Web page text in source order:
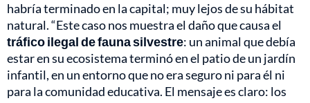
habría terminado en la capital; muy lejos de su hábitat
natural. “Este caso nos muestra el daño que causa el
tráfico ilegal de fauna silvestre: un animal que debía
estar en su ecosistema terminó en el patio de un jardín
infantil, en un entorno que no era seguro ni para él ni
para la comunidad educativa. El mensaje es claro: los